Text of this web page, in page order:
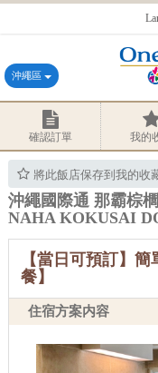
沖繩區
確認訂單 我的
將此飯店保存到我的收
沖繩國際通 那霸棕
NAHA KOKUSAI
【當日可預訂】
餐】
住宿方案内容